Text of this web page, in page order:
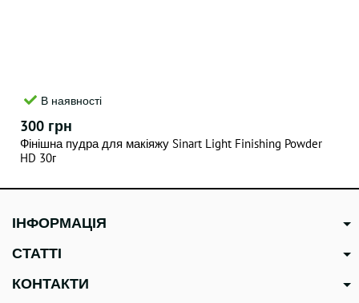
В наявності
300 грн
Фінішна пудра для макіяжу Sinart Light Finishing Powder
HD 30г
ІНФОРМАЦІЯ
СТАТТІ
КОНТАКТИ